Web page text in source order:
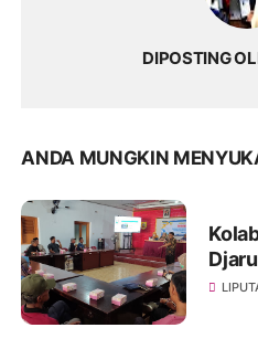
DIPOSTING
ANDA MUNGKIN